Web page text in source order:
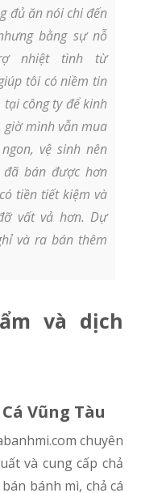
đủ ăn nói chi đến
bằng sự nỗ
nhiệt tình từ
tôi có niềm tin
công ty để kinh
giờ mình vẫn mua
vệ sinh nên
bán được hơn
tiền tiết kiệm và
vất vả hơn. Dự
và ra bán thêm
và dịch
Vũng Tàu
và cung cấp chả
bánh mì, chả cá